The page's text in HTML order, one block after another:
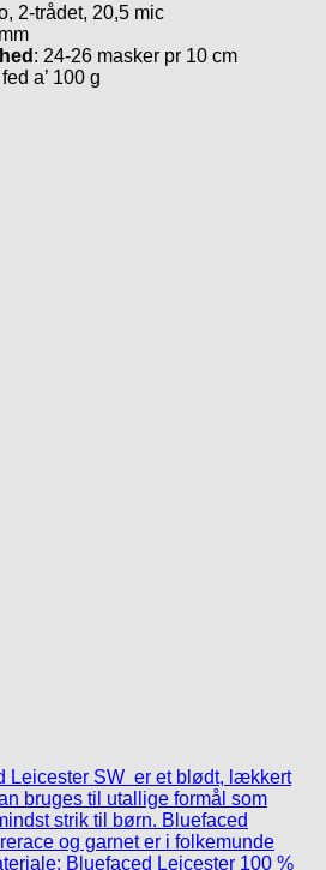
2-trådet, 20,5 mic
: 24-26 masker pr 10 cm
a’ 100 g